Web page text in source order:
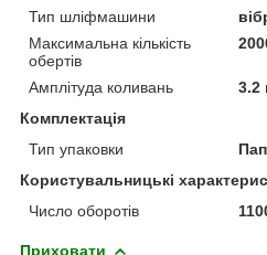
Тип шліфмашини
Максимальна кількість
обертів
Амплітуда коливань
3.2
Комплектація
Тип упаковки
Користувальницькі
Число оборотів
Приховати